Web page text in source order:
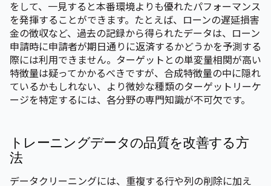
をして、一見すると本番環境よりも優れたパフォーマンス
を発揮することができます。たとえば、ローンの遅延損害
金の徴収など、過去の記録から得られたデータは、ローン
申請時に申請者が期日通りに返済するかどうかを予測する
際には利用できません。ターゲットとの単変量相関が高い
特徴量は疑ってかかるべきですが、合成特徴量の中に隠れ
ているかもしれない、より微妙な種類のターゲットリーケ
ージを特定するには、各分野の専門知識が不可欠です。
トレーニングデータの品質を改善する方
法
データクリーニングには、重複する行や列の削除に加え